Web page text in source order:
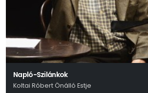
Napló-Szilánkok
Koltai Róbert Önálló Estje